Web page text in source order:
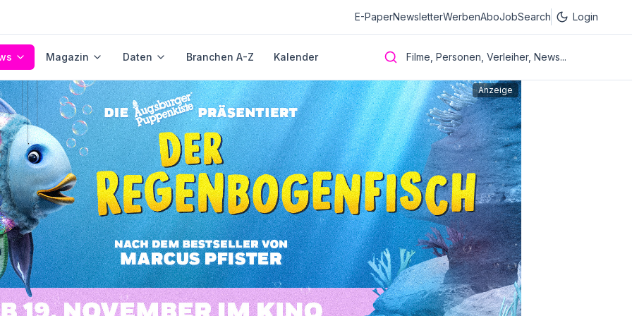
E-PaperNewsletterWerbenAboJobSearch Login
Magazin Daten Branchen A-Z Kalender Filme, Personen, Verleiher, News...
Anzeige